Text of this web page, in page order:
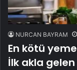
NURCAN BAYRAM
En kötü
İlk akla